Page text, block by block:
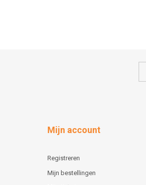
Mijn account
Registreren
Mijn bestellingen